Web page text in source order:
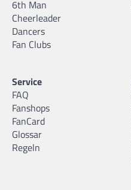
6th Man
Cheerleader
Dancers
Fan Clubs
Service
FAQ
Fanshops
FanCard
Glossar
Regeln